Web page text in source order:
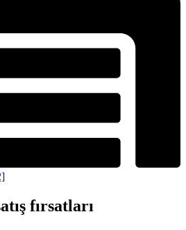
fırsatları